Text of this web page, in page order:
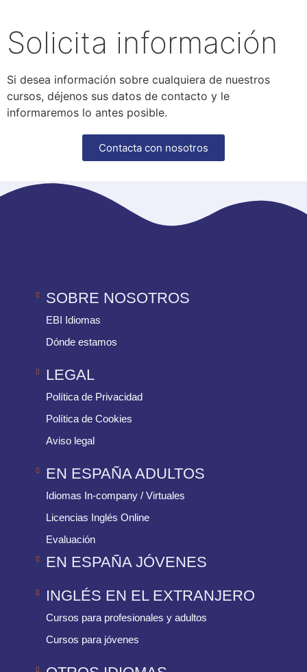
Solicita información
Si desea información sobre cualquiera de nuestros
cursos, déjenos sus datos de contacto y le
informaremos lo antes posible.
Contacta con nosotros
SOBRE NOSOTROS
EBI Idiomas
Dónde estamos
LEGAL
Política de Privacidad
Política de Cookies
Aviso legal
EN ESPAÑA ADULTOS
Idiomas In-company / Virtuales
Licencias Inglés Online
Evaluación
EN ESPAÑA JÓVENES
INGLÉS EN EL EXTRANJERO
Cursos para profesionales y adultos
Cursos para jóvenes